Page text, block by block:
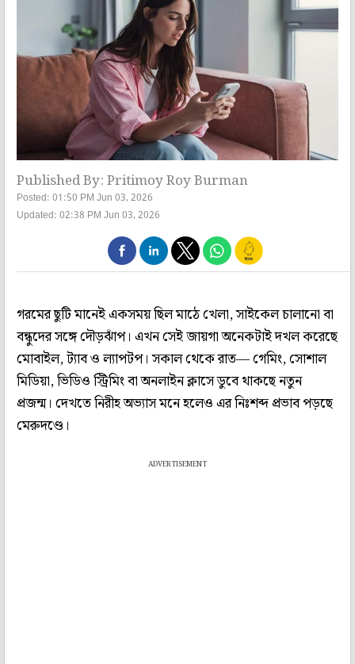
Published By: Pritimoy Roy Burman
Posted: 01:50 PM Jun 03, 2026
Updated: 02:38 PM Jun 03, 2026
গরমের ছুটি মানেই একসময় ছিল মাঠে খেলা, সাইকেল চালানো বা
বন্ধুদের সঙ্গে দৌড়ঝাঁপ। এখন সেই জায়গা অনেকটাই দখল করেছে
মোবাইল, ট্যাব ও ল্যাপটপ। সকাল থেকে রাত— গেমিং, সোশাল
মিডিয়া, ভিডিও স্ট্রিমিং বা অনলাইন ক্লাসে ডুবে থাকছে নতুন
প্রজন্ম। দেখতে নিরীহ অভ্যাস মনে হলেও এর নিঃশব্দ প্রভাব পড়ছে
মেরুদণ্ডে।
ADVERTISEMENT